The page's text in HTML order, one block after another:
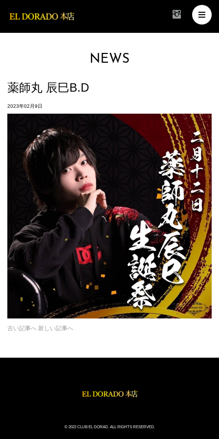
NEWS
薬師丸 辰巳B.D
2023年02月9日
古い記事へ 新しい記事へ
© 2022 CLUB EL DORAD. ALL RIGHTS RESERVED.